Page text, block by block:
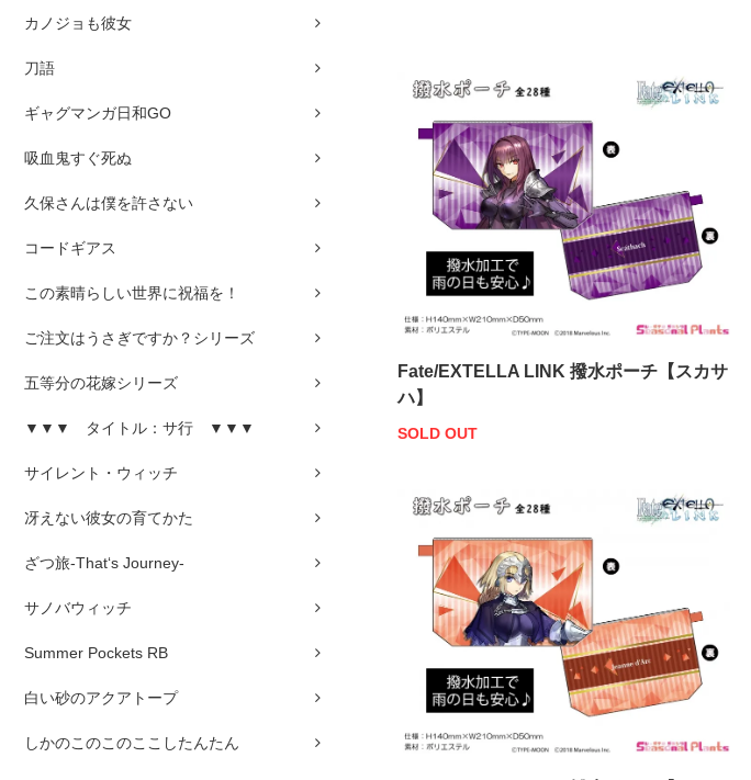
カノジョも彼女
刀語
ギャグマンガ日和GO
吸血鬼すぐ死ぬ
久保さんは僕を許さない
コードギアス
この素晴らしい世界に祝福を！
ご注文はうさぎですか？シリーズ
五等分の花嫁シリーズ
▼▼▼ タイトル：サ行 ▼▼▼
サイレント・ウィッチ
冴えない彼女の育てかた
ざつ旅-That‘s Journey-
サノバウィッチ
Summer Pockets RB
白い砂のアクアトープ
しかのこのこのここしたんたん
Fate/EXTELLA LINK 撥水ポーチ【スカサ
ハ】
SOLD OUT